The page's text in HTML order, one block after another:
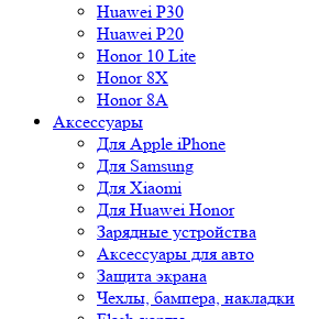
Huawei P30
Huawei P20
Honor 10 Lite
Honor 8X
Honor 8A
Аксессуары
Для Apple iPhone
Для Samsung
Для Xiaomi
Для Huawei Honor
Зарядные устройства
Аксессуары для авто
Защита экрана
Чехлы, бампера, накладки